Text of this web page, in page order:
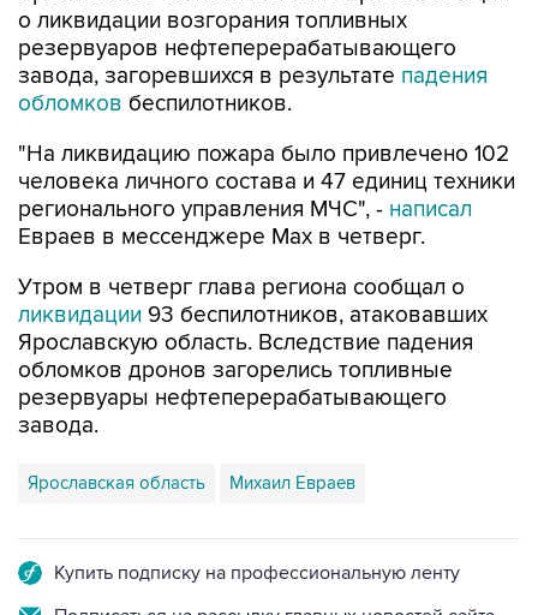
о ликвидации возгорания топливных
резервуаров нефтеперерабатывающего
завода, загоревшихся в результате падения
обломков беспилотников.
"На ликвидацию пожара было привлечено 102
человека личного состава и 47 единиц техники
регионального управления МЧС", - написал
Евраев в мессенджере Мах в четверг.
Утром в четверг глава региона сообщал о
ликвидации 93 беспилотников, атаковавших
Ярославскую область. Вследствие падения
обломков дронов загорелись топливные
резервуары нефтеперерабатывающего
завода.
Ярославская область Михаил Евраев
Купить подписку на профессиональную ленту